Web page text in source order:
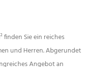
finden Sie ein reiches
und Herren. Abgerundet
Angebot an